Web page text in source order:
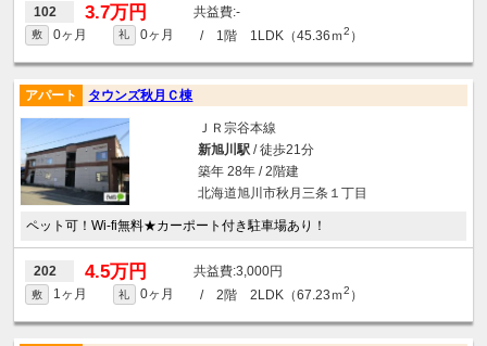
102 3.7万円 -
敷 0ヶ月 礼 0ヶ月 / 1階 1LDK（45.36ｍ2 ）
アパート タウンズ秋月Ｃ棟
ＪＲ宗谷本線
新旭川駅/ 徒歩21分
築年 28年 / 2階建
北海道旭川市秋月三条１丁目
ペット可！Wi-fi無料★カーポート付き駐車場あり！
202 4.5万円 3,000円
敷 1ヶ月 礼 0ヶ月 / 2階 2LDK（67.23ｍ2 ）